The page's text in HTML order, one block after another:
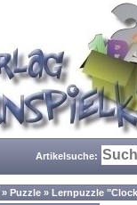
Artikelsuche:
» Puzzle » Lernpuzzle